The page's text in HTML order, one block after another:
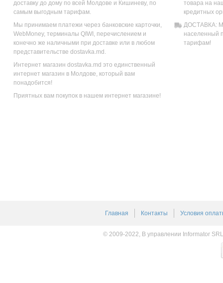
доставку до дому по всей Молдове и Кишиневу, по
самым выгодным тарифам.
Мы принимаем платежи через банковские карточки,
WebMoney, терминалы QIWI, перечислением и
конечно же наличными при доставке или в любом
представительстве dostavka.md.
Интернет магазин dostavka.md это единственный
интернет магазин в Молдове, который вам
понадобится!
Приятных вам покупок в нашем интернет магазине!
товара на
кредитных
ДОСТАВКА:
населенный
тарифам!
Главная Контакты Условия
© 2009-2022, В управлении Informator SRL